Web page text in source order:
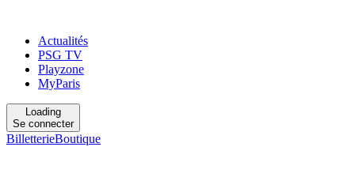
Actualités
PSG TV
Playzone
MyParis
Loading
Se connecter
BilletterieBoutique